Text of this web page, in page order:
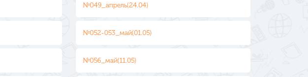
№049_апрель(24.04)
№052-053_май(01.05)
№056_май(11.05)